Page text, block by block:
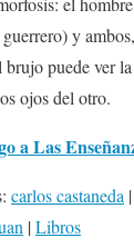
y
puede ver
ojos del otro.
a Las
carlos castaneda |
|Libros